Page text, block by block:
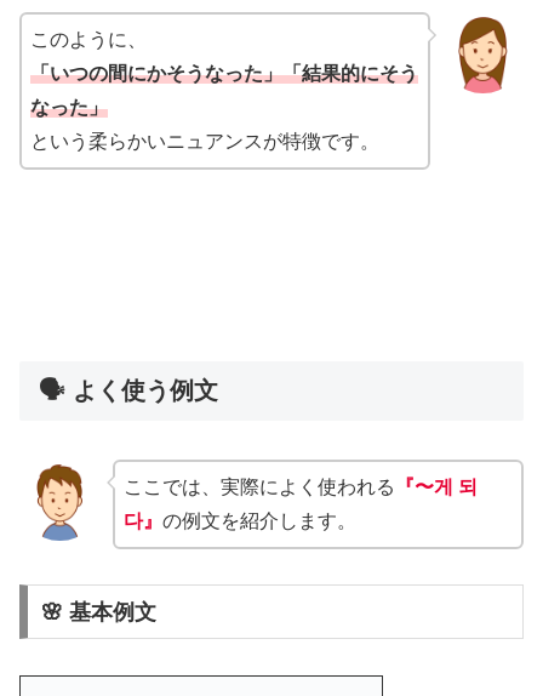
このように、
「いつの間にかそうなった」「結果的にそう
なった」
という柔らかいニュアンスが特徴です。
🗣️ よく使う例文
ここでは、実際によく使われる 『〜게 되
다』 の例文を紹介します。
🌸 基本例文